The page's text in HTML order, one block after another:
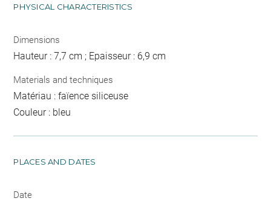
PHYSICAL CHARACTERISTICS
Dimensions
Hauteur : 7,7 cm ; Epaisseur : 6,9 cm
Materials and techniques
Matériau : faïence siliceuse
Couleur : bleu
PLACES AND DATES
Date